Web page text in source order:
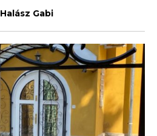
Halász Gabi